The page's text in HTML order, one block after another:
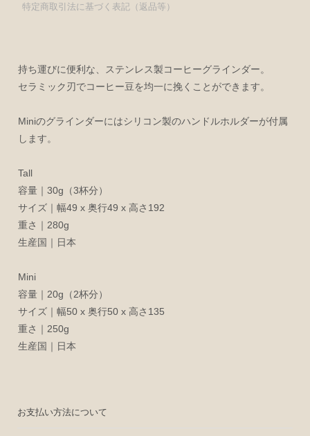
特定商取引法に基づく表記（返品等）
持ち運びに便利な、ステンレス製コーヒーグラインダー。
セラミック刃でコーヒー豆を均一に挽くことができます。
Miniのグラインダーにはシリコン製のハンドルホルダーが付属
します。
Tall
容量｜30g（3杯分）
サイズ｜幅49 x 奥行49 x 高さ192
重さ｜280g
生産国｜日本
Mini
容量｜20g（2杯分）
サイズ｜幅50 x 奥行50 x 高さ135
重さ｜250g
生産国｜日本
お支払い方法について